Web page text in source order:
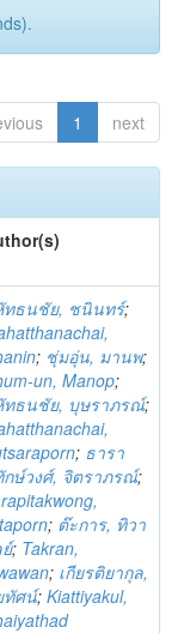
1 next
ทธนชัย, ชนินทร์;
; ชุ่มอุ่น, มานพ;
un, Manop;
ทธนชัย, บุษราภรณ์;
; ธารา
กษ์วงศ์, จิตราภรณ์;
; ต๊ะการ, ทิวา
; Takran,
; เกียรติยากุล,
ทัศน์; Kiattiyakul,